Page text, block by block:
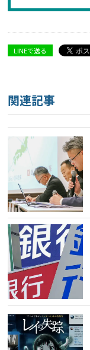
LINEで送る
関連記事